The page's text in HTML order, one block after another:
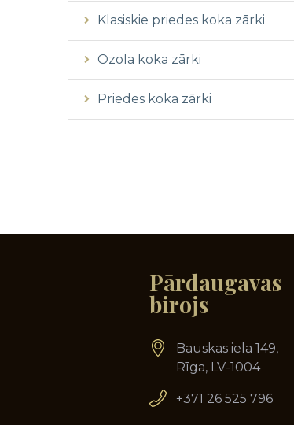
Klasiskie priedes koka zārki
Ozola koka zārki
Priedes koka zārki
Pārdaugavas
birojs
Bauskas iela 149,
Rīga, LV-1004
+371 26 525 796